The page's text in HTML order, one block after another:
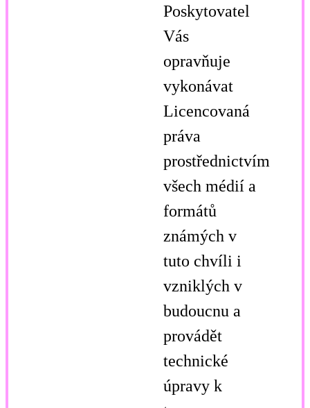
Poskytovatel
Vás
opravňuje
vykonávat
Licencovaná
práva
prostřednictvím
všech médií a
formátů
známých v
tuto chvíli i
vzniklých v
budoucnu a
provádět
technické
úpravy k